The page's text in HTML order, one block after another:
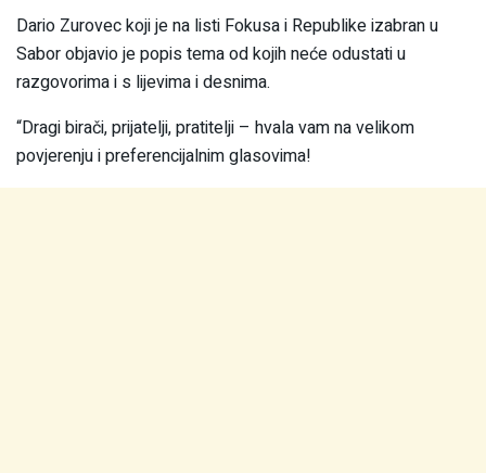
Dario Zurovec koji je na listi Fokusa i Republike izabran u
Sabor objavio je popis tema od kojih neće odustati u
razgovorima i s lijevima i desnima.
“Dragi birači, prijatelji, pratitelji – hvala vam na velikom
povjerenju i preferencijalnim glasovima!